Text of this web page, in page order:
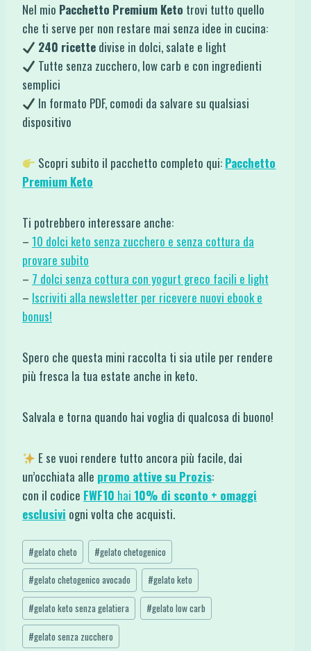
Nel mio Pacchetto Premium Keto trovi tutto quello
che ti serve per non restare mai senza idee in cucina:
240 ricette divise in dolci, salate e light
Tutte senza zucchero, low carb e con ingredienti
semplici
In formato PDF, comodi da salvare su qualsiasi
dispositivo
Scopri subito il pacchetto completo qui: Pacchetto
Premium Keto
Ti potrebbero interessare anche:
– 10 dolci keto senza zucchero e senza cottura da
provare subito
– 7 dolci senza cottura con yogurt greco facili e light
– Iscriviti alla newsletter per ricevere nuovi ebook e
bonus!
Spero che questa mini raccolta ti sia utile per rendere
più fresca la tua estate anche in keto.
Salvala e torna quando hai voglia di qualcosa di buono!
E se vuoi rendere tutto ancora più facile, dai
un’occhiata alle promo attive su Prozis:
con il codice FWF10 hai 10% di sconto + omaggi
esclusivi ogni volta che acquisti.
Tag
articolo:
#gelato cheto #gelato chetogenico
#gelato chetogenico avocado #gelato keto
#gelato keto senza gelatiera #gelato low carb
#gelato senza zucchero